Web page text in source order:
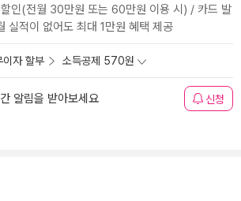
인(전월 30만원 또는 60만원 이용 시) / 카드 발
실적이 없어도 최대 1만원 혜택 제공
이자 할부 소득공제 570원
알림을 받아보세요 신청